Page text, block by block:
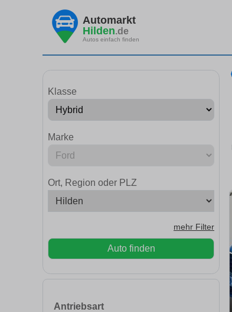
Automarkt
Hilden.de
Autos einfach finden
Klasse
Marke
Ort, Region oder PLZ
mehr Filter
Auto finden
Antriebsart